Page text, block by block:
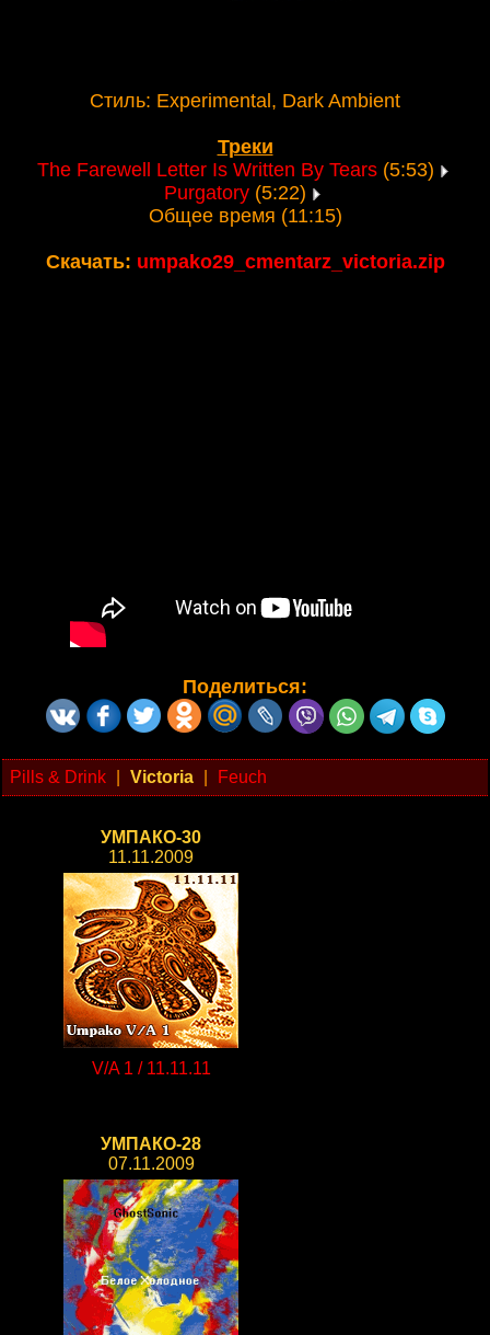
Стиль: Experimental, Dark Ambient
Треки
The Farewell Letter Is Written By Tears(5:53)
Purgatory (5:22)
Общее время (11:15)
Скачать: umpako29_cmentarz_victoria.zip
Поделиться:
Pills & Drink Victoria Feuch
УМПАКО-30
11.11.2009
V/A 1 / 11.11.11
УМПАКО-28
07.11.2009